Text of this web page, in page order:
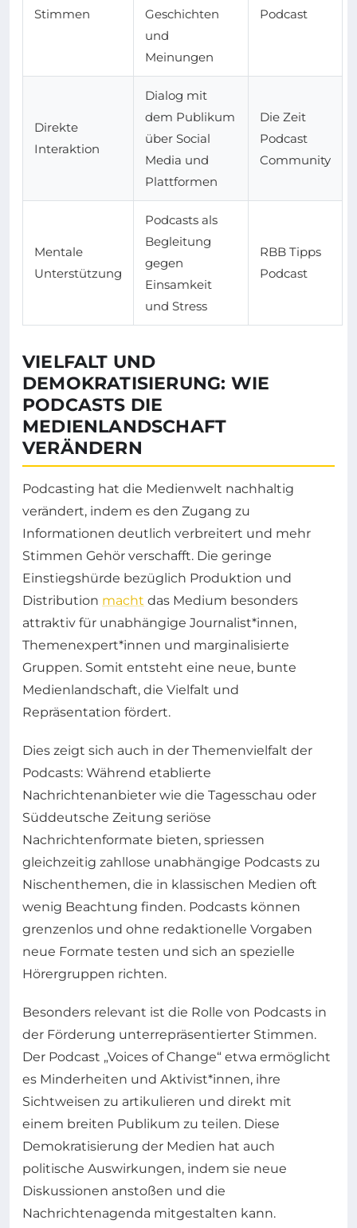
Stimmen
Geschichten
und
Meinungen
Podcast
Direkte
Interaktion
Dialog mit
dem Publikum
über Social
Media und
Plattformen
Die Zeit
Podcast
Community
Mentale
Unterstützung
Podcasts als
Begleitung
gegen
Einsamkeit
und Stress
RBB Tipps
Podcast
VIELFALT UND
DEMOKRATISIERUNG: WIE
PODCASTS DIE
MEDIENLANDSCHAFT
VERÄNDERN
Podcasting hat die Medienwelt nachhaltig
verändert, indem es den Zugang zu
Informationen deutlich verbreitert und mehr
Stimmen Gehör verschafft. Die geringe
Einstiegshürde bezüglich Produktion und
Distribution macht das Medium besonders
attraktiv für unabhängige Journalist*innen,
Themenexpert*innen und marginalisierte
Gruppen. Somit entsteht eine neue, bunte
Medienlandschaft, die Vielfalt und
Repräsentation fördert.
Dies zeigt sich auch in der Themenvielfalt der
Podcasts: Während etablierte
Nachrichtenanbieter wie die Tagesschau oder
Süddeutsche Zeitung seriöse
Nachrichtenformate bieten, spriessen
gleichzeitig zahllose unabhängige Podcasts zu
Nischenthemen, die in klassischen Medien oft
wenig Beachtung finden. Podcasts können
grenzenlos und ohne redaktionelle Vorgaben
neue Formate testen und sich an spezielle
Hörergruppen richten.
Besonders relevant ist die Rolle von Podcasts in
der Förderung unterrepräsentierter Stimmen.
Der Podcast „Voices of Change“ etwa ermöglicht
es Minderheiten und Aktivist*innen, ihre
Sichtweisen zu artikulieren und direkt mit
einem breiten Publikum zu teilen. Diese
Demokratisierung der Medien hat auch
politische Auswirkungen, indem sie neue
Diskussionen anstoßen und die
Nachrichtenagenda mitgestalten kann.